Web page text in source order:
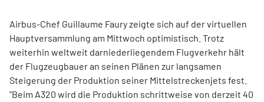
Airbus-Chef Guillaume Faury zeigte sich auf der virtuellen
Hauptversammlung am Mittwoch optimistisch. Trotz
weiterhin weltweit darniederliegendem Flugverkehr hält
der Flugzeugbauer an seinen Plänen zur langsamen
Steigerung der Produktion seiner Mittelstreckenjets fest.
"Beim A320 wird die Produktion schrittweise von derzeit 40